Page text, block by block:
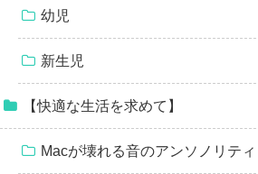
幼児
新生児
【快適な生活を求めて】
Macが壊れる音のアンソノリティ